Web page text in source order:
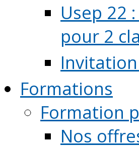
Usep 22
pour 2
Formations
Formation
Nos